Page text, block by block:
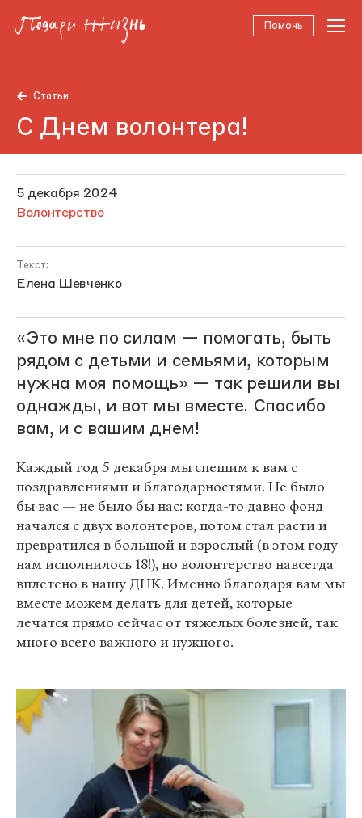
Помочь
Статьи
С Днем волонтера!
5 декабря 2024
Волонтерство
Текст:
Елена Шевченко
«Это мне по силам — помогать, быть
рядом с детьми и семьями, которым
нужна моя помощь» — так решили вы
однажды, и вот мы вместе. Спасибо
вам, и с вашим днем!
Каждый год 5 декабря мы спешим к вам с
поздравлениями и благодарностями. Не было
бы вас — не было бы нас: когда-то давно фонд
начался с двух волонтеров, потом стал расти и
превратился в большой и взрослый (в этом году
нам исполнилось 18!), но волонтерство навсегда
вплетено в нашу ДНК. Именно благодаря вам мы
вместе можем делать для детей, которые
лечатся прямо сейчас от тяжелых болезней, так
много всего важного и нужного.